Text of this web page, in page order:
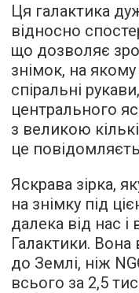
Ця галактика
відносно
що дозволяє
знімок, на якому
спіральні
центрального
з великою
це
Яскрава зірка,
на знімку під
далека від нас
Галактики. Вона
до Землі, ніж
всього за 2,5